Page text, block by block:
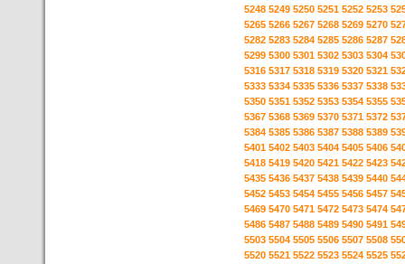
5248 5249 5250 5251 5252 5253
5265 5266 5267 5268 5269 5270
5282 5283 5284 5285 5286 5287
5299 5300 5301 5302 5303 5304
5316 5317 5318 5319 5320 5321
5333 5334 5335 5336 5337 5338
5350 5351 5352 5353 5354 5355
5367 5368 5369 5370 5371 5372
5384 5385 5386 5387 5388 5389
5401 5402 5403 5404 5405 5406
5418 5419 5420 5421 5422 5423
5435 5436 5437 5438 5439 5440
5452 5453 5454 5455 5456 5457
5469 5470 5471 5472 5473 5474
5486 5487 5488 5489 5490 5491
5503 5504 5505 5506 5507 5508
5520 5521 5522 5523 5524 5525